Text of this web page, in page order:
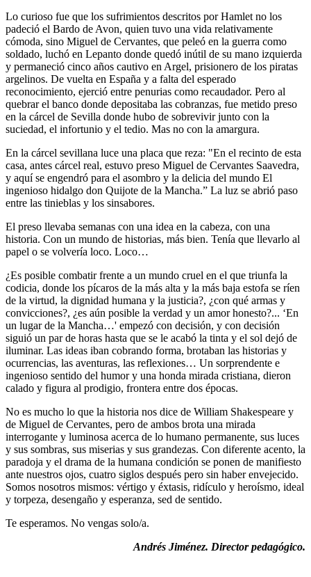
Lo curioso fue que los sufrimientos descritos por Hamlet no los
padeció el Bardo de Avon, quien tuvo una vida relativamente
cómoda, sino Miguel de Cervantes, que peleó en la guerra como
soldado, luchó en Lepanto donde quedó inútil de su mano izquierda
y permaneció cinco años cautivo en Argel, prisionero de los piratas
argelinos. De vuelta en España y a falta del esperado
reconocimiento, ejerció entre penurias como recaudador. Pero al
quebrar el banco donde depositaba las cobranzas, fue metido preso
en la cárcel de Sevilla donde hubo de sobrevivir junto con la
suciedad, el infortunio y el tedio. Mas no con la amargura.
En la cárcel sevillana luce una placa que reza: "En el recinto de esta
casa, antes cárcel real, estuvo preso Miguel de Cervantes Saavedra,
y aquí se engendró para el asombro y la delicia del mundo El
ingenioso hidalgo don Quijote de la Mancha.” La luz se abrió paso
entre las tinieblas y los sinsabores.
El preso llevaba semanas con una idea en la cabeza, con una
historia. Con un mundo de historias, más bien. Tenía que llevarlo al
papel o se volvería loco. Loco…
¿Es posible combatir frente a un mundo cruel en el que triunfa la
codicia, donde los pícaros de la más alta y la más baja estofa se ríen
de la virtud, la dignidad humana y la justicia?, ¿con qué armas y
convicciones?, ¿es aún posible la verdad y un amor honesto?... ‘En
un lugar de la Mancha…' empezó con decisión, y con decisión
siguió un par de horas hasta que se le acabó la tinta y el sol dejó de
iluminar. Las ideas iban cobrando forma, brotaban las historias y
ocurrencias, las aventuras, las reflexiones… Un sorprendente e
ingenioso sentido del humor y una honda mirada cristiana, dieron
calado y figura al prodigio, frontera entre dos épocas.
No es mucho lo que la historia nos dice de William Shakespeare y
de Miguel de Cervantes, pero de ambos brota una mirada
interrogante y luminosa acerca de lo humano permanente, sus luces
y sus sombras, sus miserias y sus grandezas. Con diferente acento, la
paradoja y el drama de la humana condición se ponen de manifiesto
ante nuestros ojos, cuatro siglos después pero sin haber envejecido.
Somos nosotros mismos: vértigo y éxtasis, ridículo y heroísmo, ideal
y torpeza, desengaño y esperanza, sed de sentido.
Te esperamos. No vengas solo/a.
Andrés Jiménez. Director pedagógico.